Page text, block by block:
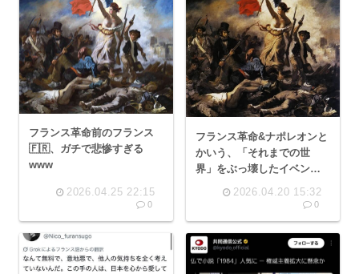
フランス革命前のフランス
🇫🇷、ガチで悲惨すぎる
www
2026.04.25 22:15
0
フランス革命&ナポレオンと
かいう、「それまでの世
界」をぶっ壊したイベント
2026.04.20 15:32
0